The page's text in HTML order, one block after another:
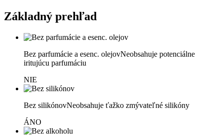
Základný prehľad
Bez parfumácie a esenc. olejovNeobsahuje potenciálne
iritujúcu parfumáciu
NIE
Bez silikónovNeobsahuje ťažko zmývateľné silikóny
ÁNO